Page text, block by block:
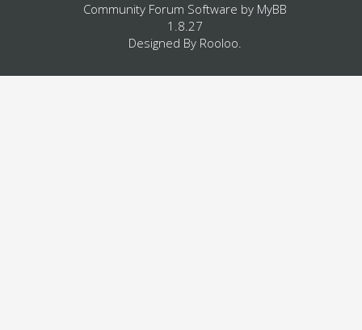
Community Forum Software by MyBB
1.8.27
Designed By Rooloo.